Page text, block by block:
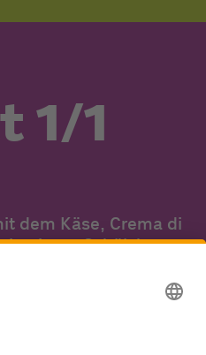
1/1
dem Käse, Crema di
in einem Schälchen
auf den